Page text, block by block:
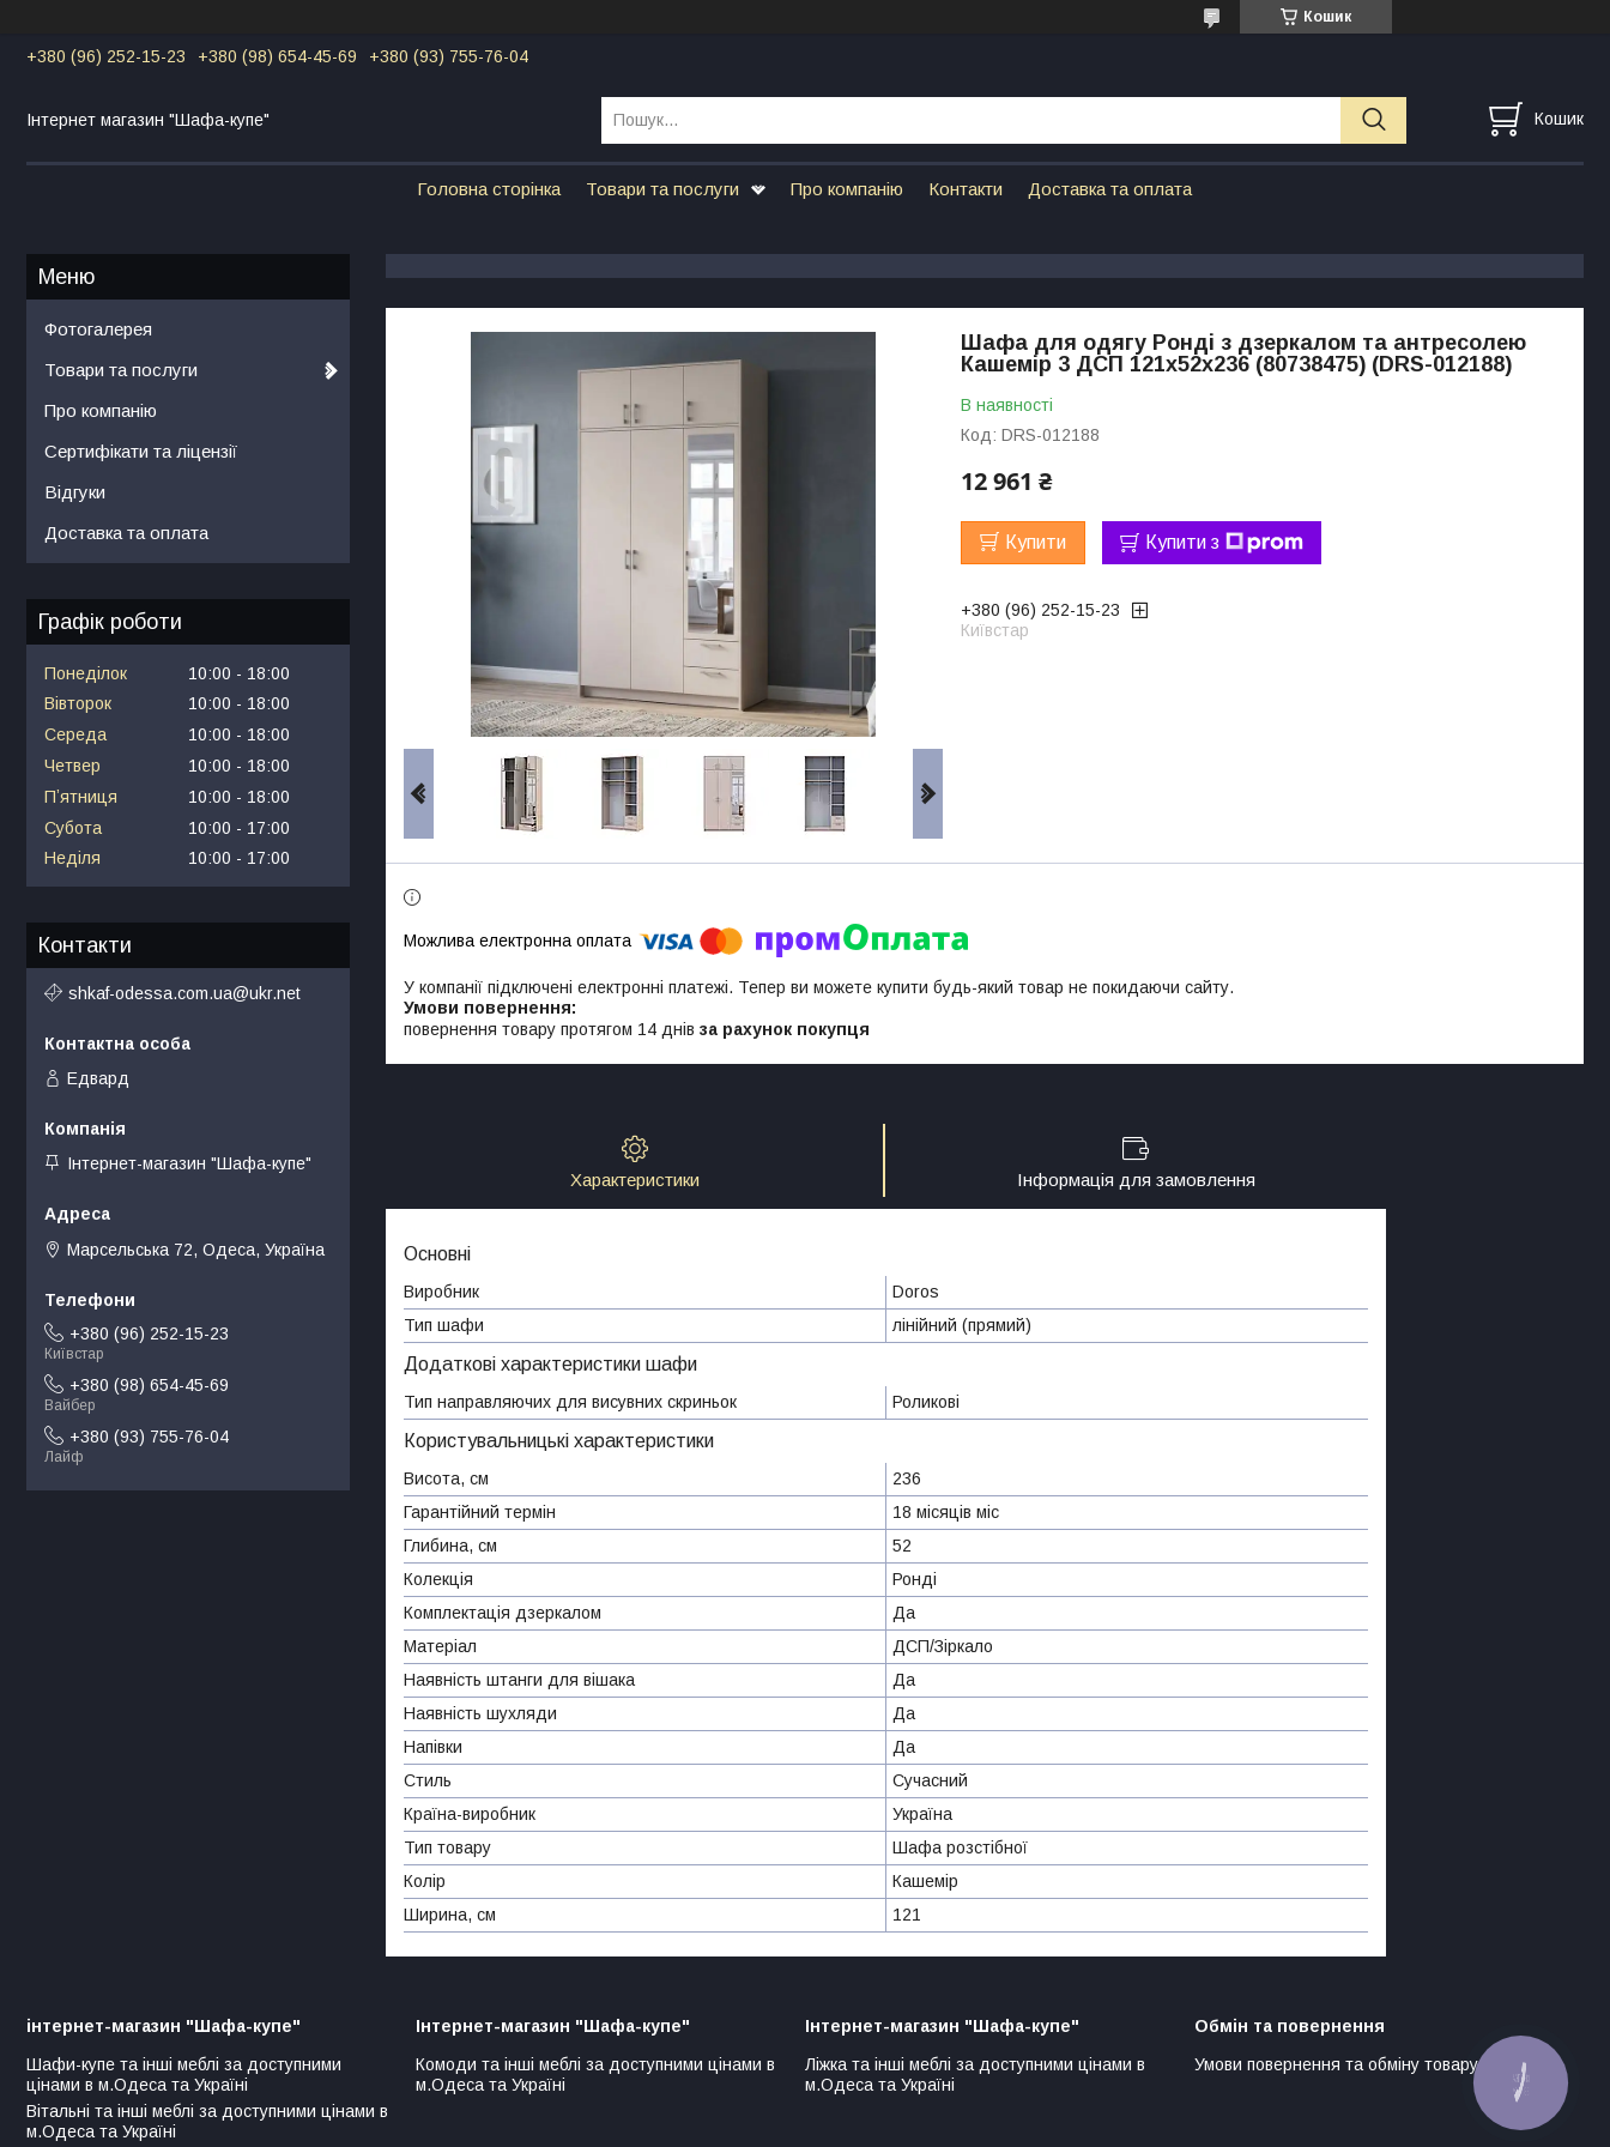
Кошик
+380 (96) 252-15-23 +380 (98) 654-45-69 +380 (93) 755-76-04
Інтернет магазин "Шафа-купе" Кошик
Головна сторінка Товари та послуги Про компанію Контакти Доставка та оплата
Шафа для одягу Ронді з дзеркалом та антресолею
Кашемір 3 ДСП 121х52х236 (80738475) (DRS-012188)
В наявності
Код: DRS-012188
12 961 ₴
Купити Купити з
+380 (96) 252-15-23
Київстар
У компанії підключені електронні платежі. Тепер ви можете купити будь-який товар не покидаючи сайту.
повернення товару протягом 14 днів за рахунок покупця
Характеристики Інформація для замовлення
Основні
Виробник
Doros
Тип шафи
лінійний (прямий)
Додаткові характеристики шафи
Тип направляючих для висувних скриньок Роликові
Користувальницькі характеристики
Висота, см
236
Гарантійний термін
18 місяців міс
Глибина, см
52
Колекція
Ронді
Комплектація дзеркалом
Да
Матеріал
ДСП/Зіркало
Наявність штанги для вішака
Да
Наявність шухляди
Да
Напівки
Да
Стиль
Сучасний
Країна-виробник
Україна
Тип товару
Шафа розстібної
Колір
Кашемір
Ширина, см
121
Фотогалерея
Товари та послуги
Про компанію
Сертифікати та ліцензії
Відгуки
Доставка та оплата
Графік роботи
Понеділок 10:00
18:00
Вівторок
10:00
18:00
Середа
10:00
18:00
Четвер
10:00
18:00
Пʼятниця
10:00
18:00
Субота
10:00
17:00
Неділя
10:00 17:00
Контакти
shkaf-odessa.com.ua@ukr.net
Едвард
Інтернет-магазин "Шафа-купе"
Марсельська 72, Одеса, Україна
+380 (96) 252-15-23
Київстар
+380 (98) 654-45-69
Вайбер
+380 (93) 755-76-04
Лайф
інтернет-магазин "Шафа-купе"
Шафи-купе та інші меблі за доступними
цінами в м.Одеса та Україні
Вітальні та інші меблі за доступними цінами в
м.Одеса та Україні
Інтернет-магазин "Шафа-купе"
Комоди та інші меблі за доступними цінами в
м.Одеса та Україні
Інтернет-магазин "Шафа-купе"
Ліжка та інші меблі за доступними цінами в
м.Одеса та Україні
Обмін та повернення
Умови повернення та обміну товару
КНОПКА
ЗВ'ЯЗКУ